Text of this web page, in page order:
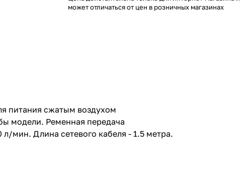
может отличаться от цен в розничных магазинах
питания сжатым воздухом
модели. Ременная передача
л/мин. Длина сетевого кабеля - 1.5 метра.